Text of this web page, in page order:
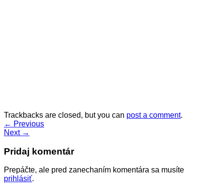
Trackbacks are closed, but you can post a comment.
← Previous
Next →
Pridaj komentár
Prepáčte, ale pred zanechaním komentára sa musíte
prihlásiť.